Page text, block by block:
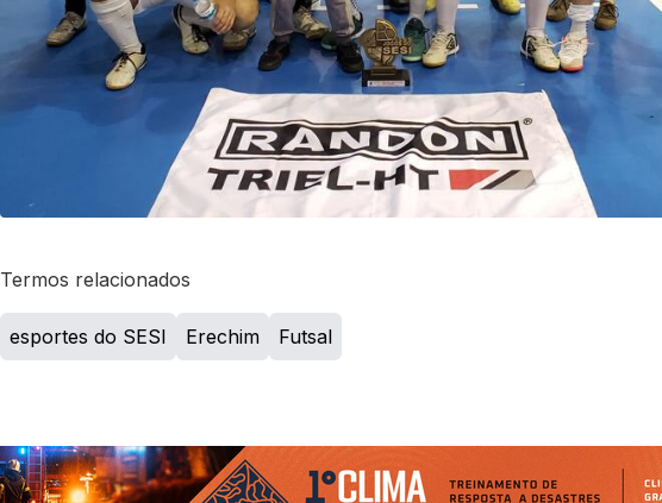
Termos relacionados
esportes do SESI Erechim Futsal